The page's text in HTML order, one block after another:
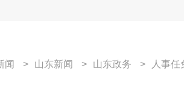
闻 > 山东新闻 > 山东政务 > 人事任